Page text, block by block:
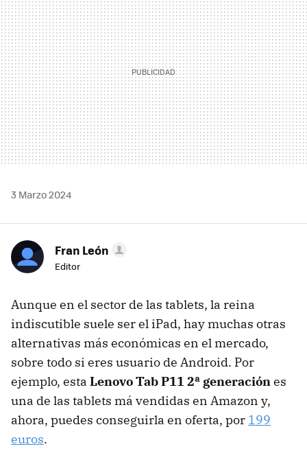
3 Marzo 2024
Fran León
Editor
Aunque en el sector de las tablets, la reina
indiscutible suele ser el iPad, hay muchas otras
alternativas más económicas en el mercado,
sobre todo si eres usuario de Android. Por
ejemplo, esta Lenovo Tab P11 2ª generaciónes
una de las tablets má vendidas en Amazon y,
ahora, puedes conseguirla en oferta, por 199
euros.